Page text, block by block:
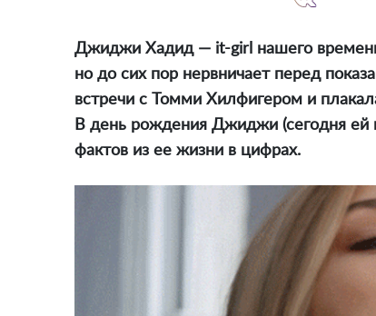
Джиджи Хадид — it-girl нашего
но до сих пор нервничает перед
встречи с Томми Хилфигером и
В день рождения Джиджи (сегодня ей
фактов из ее жизни в цифрах.